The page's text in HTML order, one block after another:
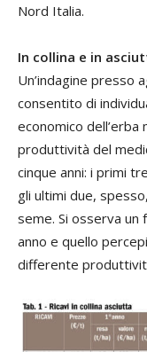
Nord Italia.
In collina e in
Un’indagine presso
consentito di
economico dell’erba
produttività del
cinque anni: i primi
gli ultimi due,
seme. Si osserva
anno e quello
differente